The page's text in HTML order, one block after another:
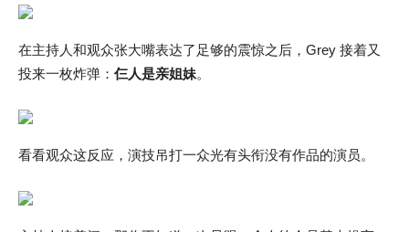
在主持人和观众张大嘴表达了足够的震惊之后，Grey 接着又
投来一枚炸弹： 仨人是亲姐妹。
看看观众这反应，演技吊打一众光有头衔没有作品的演员。